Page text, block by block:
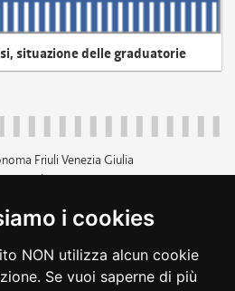
i cookies
NON utilizza alcun cookie
Se vuoi saperne di più
situazione delle graduatorie
Friuli Venezia Giulia
p.iva 00526040324
040 3771111
trasparente